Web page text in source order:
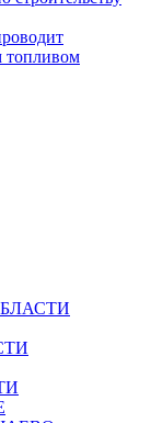
топливом